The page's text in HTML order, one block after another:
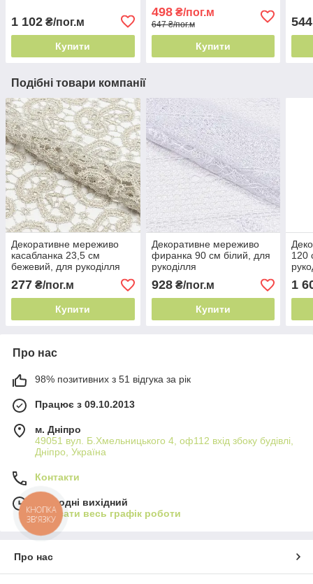
1 102 ₴/пог.м
Купити
прання
498₴/пог.м
647 ₴/пог.м
Купити
544
Подібні товари компанії
Декоративне мереживо
касабланка 23,5 см
бежевий, для рукоділля
277 ₴/пог.м
Купити
Декоративне мереживо
фиранка 90 см білий, для
рукоділля
928₴/пог.м
Купити
120
1
Про нас
98% позитивних з 51 відгука за рік
Працює з 09.10.2013
м. Дніпро
49051 вул. Б.Хмельницького 4, оф112 вхід збоку будівлі,
Дніпро, Україна
Контакти
Сьогодні вихідний
Показати весь графік роботи
Про нас
КНОПКА
ЗВ'ЯЗКУ